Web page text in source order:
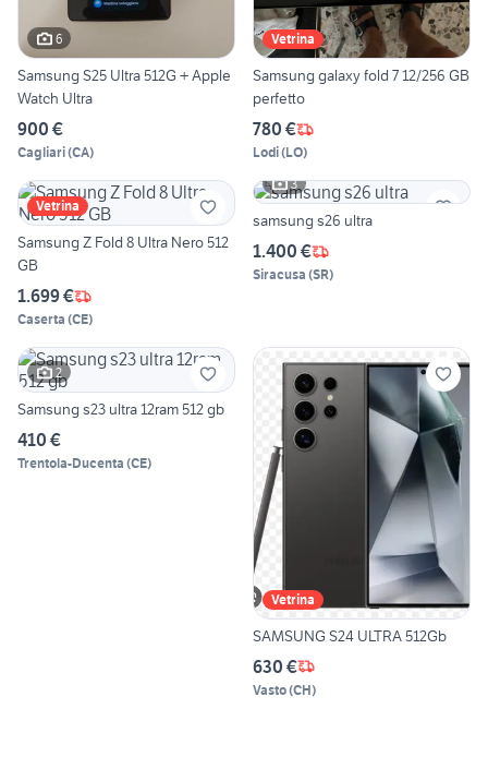
6
Samsung S25 Ultra 512G + Apple
Watch Ultra
900 €
Cagliari(CA)
Vetrina
Samsung galaxy fold 7 12/256 GB
perfetto
780 €
Lodi(LO)
Vetrina
Samsung Z Fold 8 Ultra Nero 512
GB
1.699 €
Caserta (CE)
3
samsung s26 ultra
1.400 €
Siracusa (SR)
2
Samsung s23 ultra 12ram 512 gb
410 €
Trentola-Ducenta (CE)
Vetrina
SAMSUNG S24 ULTRA 512Gb
630 €
Vasto(CH)